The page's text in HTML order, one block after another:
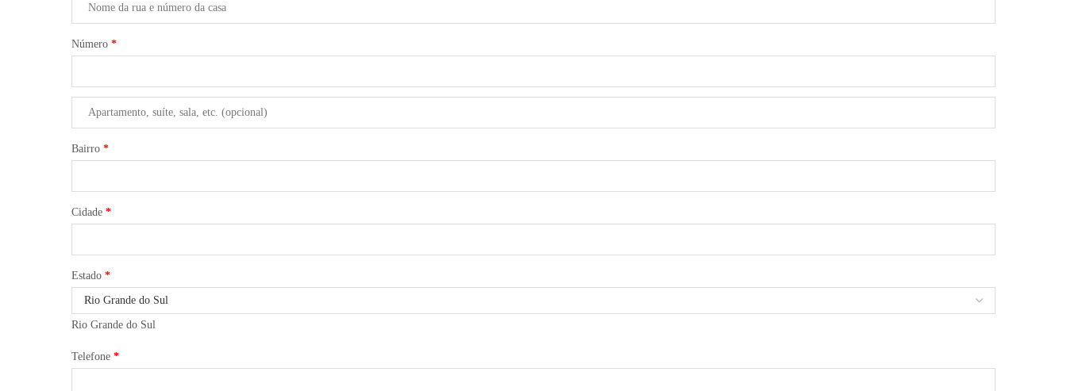
Número *
Bairro *
Cidade *
Estado *
Rio Grande do Sul
Telefone *